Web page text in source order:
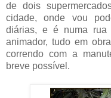
de dois
cidade, onde vou
diárias, e é numa rua
animador, tudo em
correndo com a
breve possível.